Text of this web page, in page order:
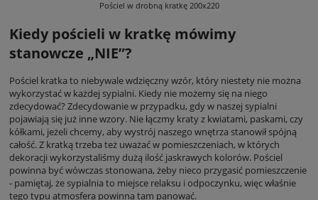
Pościel w drobną kratkę 200x220
Kiedy pościeli w kratkę mówimy
stanowcze „NIE”?
Pościel kratka to niebywale wdzięczny wzór, który niestety nie można
wykorzystać w każdej sypialni. Kiedy nie możemy się na niego
zdecydować? Zdecydowanie w przypadku, gdy w naszej sypialni
pojawiają się już inne wzory. Nie łączmy kraty z kwiatami, paskami, czy
kółkami, jeżeli chcemy, aby wystrój naszego wnętrza stanowił spójną
całość. Z kratką trzeba też uważać w pomieszczeniach, w których
dekoracji wykorzystaliśmy dużą ilość jaskrawych kolorów. Pościel
powinna być wówczas stonowana, żeby nieco przygasić pomieszczenie
- pamiętaj, że sypialnia to miejsce relaksu i odpoczynku, więc właśnie
tego typu atmosfera powinna tam panować.